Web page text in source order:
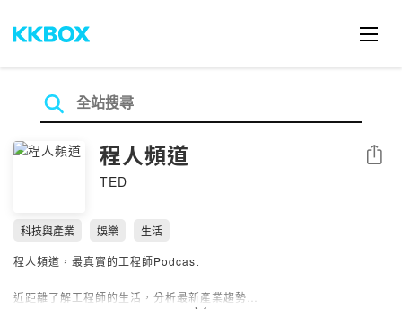
程人頻道
TED
分享
科技與產業 娛樂
生活
程人頻道，最真實的工程師Podcast
近距離了解工程師的生活，分析最新產業趨勢